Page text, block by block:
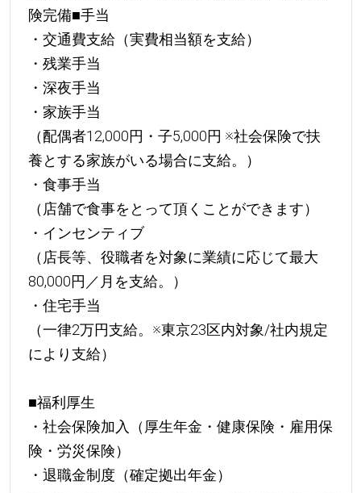
険完備■手当
・交通費支給（実費相当額を支給）
・残業手当
・深夜手当
・家族手当
（配偶者12,000円・子5,000円 ※社会保険で扶
養とする家族がいる場合に支給。）
・食事手当
（店舗で食事をとって頂くことができます）
・インセンティブ
（店長等、役職者を対象に業績に応じて最大
80,000円／月を支給。）
・住宅手当
（一律2万円支給。※東京23区内対象/社内規定
により支給）
■福利厚生
・社会保険加入（厚生年金・健康保険・雇用保
険・労災保険）
・退職金制度（確定拠出年金）